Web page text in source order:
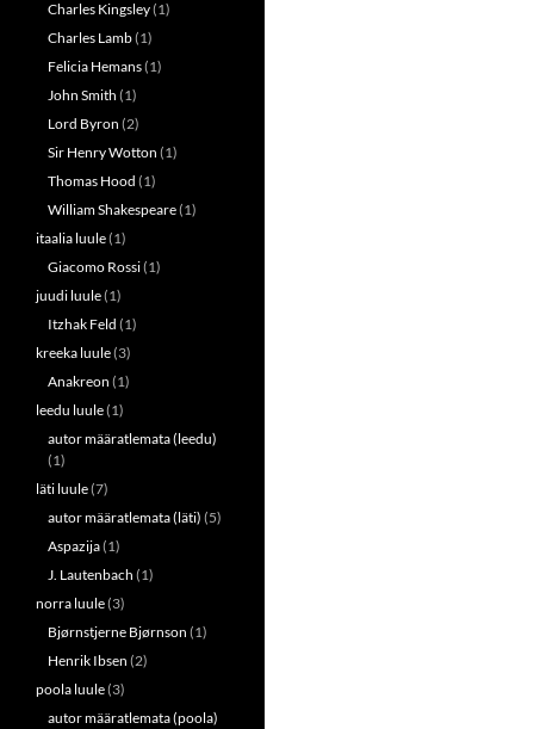
Charles Kingsley(1)
Charles Lamb(1)
Felicia Hemans(1)
John Smith (1)
Lord Byron (2)
Sir Henry Wotton (1)
Thomas Hood (1)
William Shakespeare(1)
itaalia luule(1)
Giacomo Rossi(1)
juudi luule(1)
Itzhak Feld (1)
kreeka luule(3)
Anakreon (1)
leedu luule(1)
autor määratlemata (leedu)
(1)
läti luule(7)
autor määratlemata (läti) (5)
Aspazija(1)
J. Lautenbach (1)
norra luule(3)
Bjørnstjerne Bjørnson (1)
Henrik Ibsen (2)
poola luule(3)
autor määratlemata (poola)